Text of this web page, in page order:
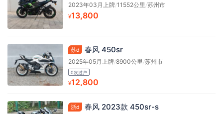
2023年03月上牌/11552公里 /苏州市
¥13,800
苏d 春风 450sr
2025年05月上牌/8900公里 /苏州市
0次过户
¥12,800
浙d 春风 2023款 450sr-s